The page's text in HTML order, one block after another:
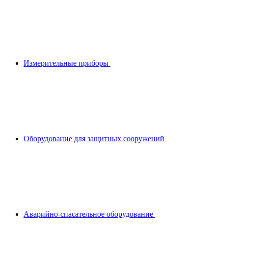
Измерительные приборы
Оборудование для защитных сооружений
Аварийно-спасательное оборудование